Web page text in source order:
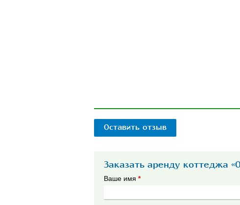
Оставить отзыв
Заказать аренду коттеджа
Ваше имя *